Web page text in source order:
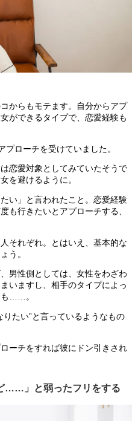
からもモテます。自分からアプ
ができるタイプで、恋愛経験も
ローチを受けていました。
恋愛対象としてみていたそうで
を避けるように。
い」と言われたこと。恋愛経験
も行きたいとアプローチする、
それぞれ。とはいえ、基本的な
う。
男性側としては、女性をわざわ
いますし、相手のタイプによっ
も……。
たい”と言っているようなもの
ーチをすれば彼にドン引きされ
……」と弱ったフリをする